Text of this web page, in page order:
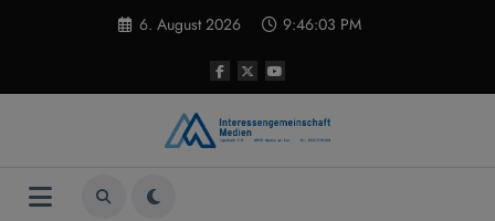
6. August 2026 9:46:04 PM